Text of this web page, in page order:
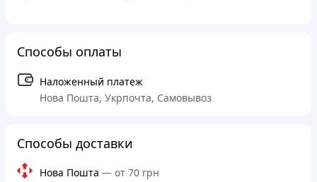
Способы оплаты
Наложенный платеж
Нова Пошта, Укрпочта, Самовывоз
Способы доставки
Нова Пошта — от 70 грн